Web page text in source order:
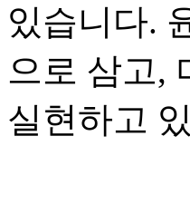
있습니다.
으로 삼고,
실현하고